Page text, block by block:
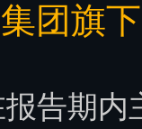
团旗
告期内